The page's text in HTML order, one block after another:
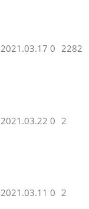
2021.03.17 0 2282
2021.03.22 0 2
2021.03.11 0 2